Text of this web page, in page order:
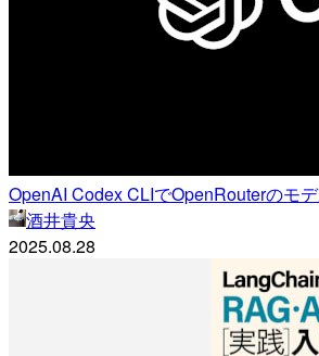
OpenAI Codex CLIでOpenRouterのモ
酒井貴央
2025.08.28